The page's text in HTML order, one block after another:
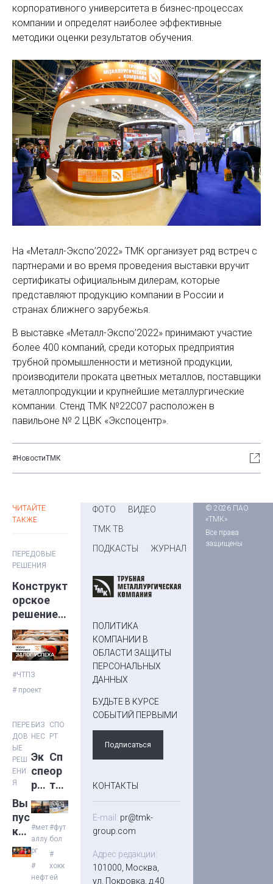
корпоративного университета в бизнес-процессах
компании и определят наиболее эффективные
методики оценки результатов обучения.
На «Металл-Экспо’2022» ТМК организует ряд встреч с
партнерами и во время проведения выставки вручит
сертификаты официальным дилерам, которые
представляют продукцию компании в России и
странах ближнего зарубежья.
В выставке «Металл-Экспо’2022» принимают участие
более 400 компаний, среди которых предприятия
трубной промышленности и метизной продукции,
производители проката цветных металлов, поставщики
металлопродукции и крупнейшие металлургические
компании. Стенд ТМК №22C07 расположен в
павильоне № 2 ЦВК «Экспоцентр».
#НовостиТМК
ЧИТАЙТЕ
ТАКЖЕ
ПЕРЕДОВЫЕ
РЕШЕНИЯ
Конструкт
орское
решение
для
перевозки
деталей
трубопро
вода
#ЧТПЗ
# проект
ПЕРЕ
ДОВ
ЫЕ
РЕШ
ЕНИ
Я
Вы
пус
к
№6
3
БИЗ
НЕС
Эк
спе
рт
ы
сни
зил
и
на
45
#мет
аллу
рг
#
нефт
СПО
РТ
Сп
ор
тив
ны
й
да
йд
же
ст
#фут
бол
#
хокк
ей
ФОТО
ВИДЕО
ТМК ТВ
ПОДКАСТЫ
ЖУРНАЛ
ПОЛИТИКА
КОМПАНИИ В
ОБЛАСТИ ЗАЩИТЫ
ПЕРСОНАЛЬНЫХ
ДАННЫХ
БУДЬТЕ В КУРСЕ
СОБЫТИЙ ПЕРВЫМИ
Подписаться
КОНТАКТЫ
E-mail: pr@tmk-
group.com
Адрес редакции:
101000, Москва,
ул. Покровка, д.40
© 2026 ПАО
«ТМК»
Все права
защищены